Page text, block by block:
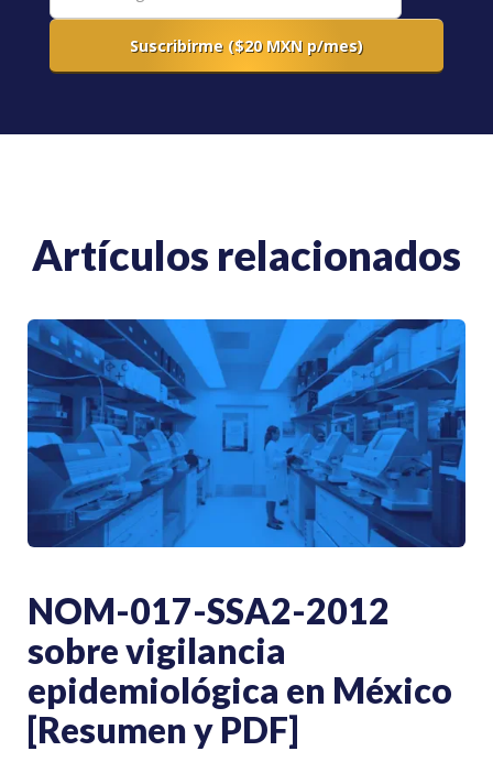
Artículos relacionados
NOM-017-SSA2-2012
sobre vigilancia
epidemiológica en México
[Resumen y PDF]